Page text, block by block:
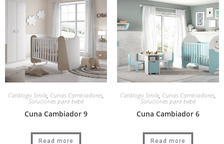
Catálogo Smile, Cunas Cambiadores,
Soluciones para bebé
Cuna Cambiador 9
Read more
Catálogo Smile, Cunas Cambiadores,
Soluciones para bebé
Cuna Cambiador 6
Read more